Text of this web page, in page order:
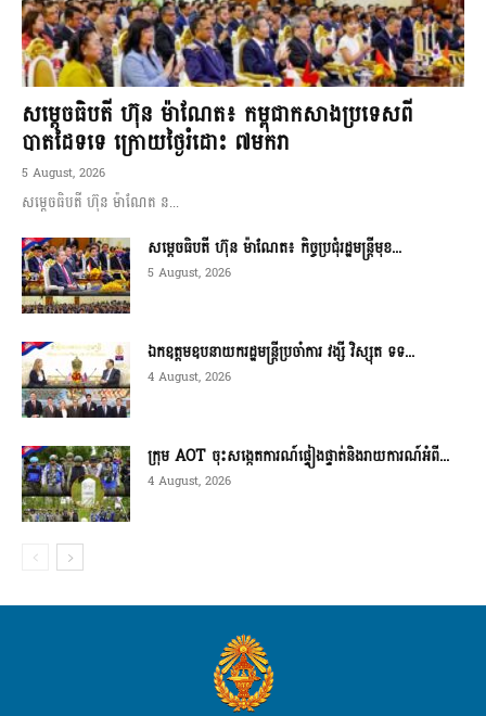
សម្ដេចធិបតី ហ៊ុន ម៉ាណែត៖ កម្ពុជាកសាងប្រទេសពី
បាតដៃទទេ ក្រោយថ្ងៃរំដោះ ៧មករា
5 August, 2026
សម្ដេចធិបតី ហ៊ុន ម៉ាណែត ន...
សម្ដេចធិបតី ហ៊ុន ម៉ាណែត៖ កិច្ចប្រជុំរដ្ឋមន្ត្រីមុខ...
5 August, 2026
ឯកឧត្តមឧបនាយករដ្ឋមន្ត្រីប្រចាំការ វង្សី វិស្សុត ទទ...
4 August, 2026
ក្រុម AOT ចុះសង្កេតការណ៍ផ្ទៀងផ្ទាត់និងរាយការណ៍អំពី...
4 August, 2026